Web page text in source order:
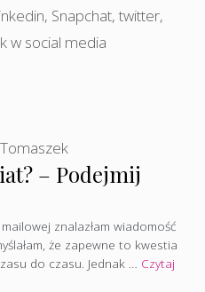
, Snapchat,twitter,
w social media
– Podejmij
znalazłam wiadomość
że zapewne to kwestia
do czasu. Jednak … Czytaj